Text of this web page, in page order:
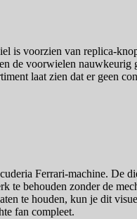
is voorzien van replica-
de voorwielen
laat zien dat er geen
Ferrari-machine. De
te behouden zonder de
te houden, kun je dit
fan compleet.